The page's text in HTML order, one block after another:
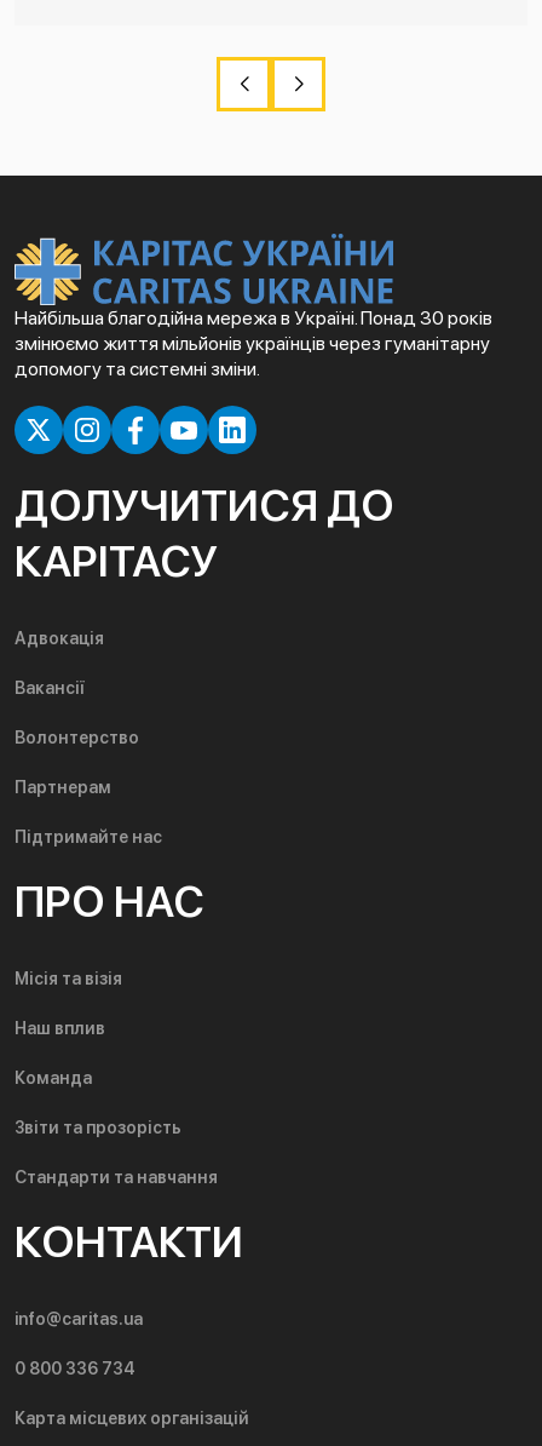
Найбільша благодійна мережа в Україні. Понад 30 років
змінюємо життя мільйонів українців через гуманітарну
допомогу та системні зміни.
ДОЛУЧИТИСЯ ДО
КАРІТАСУ
Адвокація
Вакансії
Волонтерство
Партнерам
Підтримайте нас
ПРО НАС
Місія та візія
Наш вплив
Команда
Звіти та прозорість
Стандарти та навчання
КОНТАКТИ
info@caritas.ua
0 800 336 734
Карта місцевих організацій